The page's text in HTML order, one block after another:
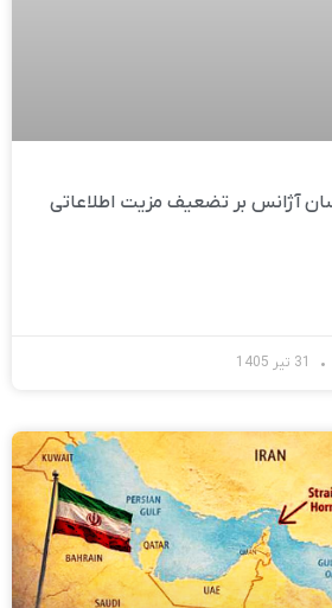
آژانس بر تضعیف مزیت اطلاعاتی